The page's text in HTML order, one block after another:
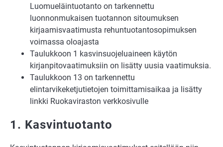
Luomueläintuotanto on tarkennettu
luonnonmukaisen tuotannon sitoumuksen
kirjaamisvaatimusta rehuntuotantosopimuksen
voimassa oloajasta
Taulukkoon 1 kasvinsuojeluaineen käytön
kirjanpitovaatimuksiin on lisätty uusia vaatimuksia.
Taulukkoon 13 on tarkennettu
elintarvikeketjutietojen toimittamisaikaa ja lisätty
linkki Ruokaviraston verkkosivulle
1. Kasvintuotanto